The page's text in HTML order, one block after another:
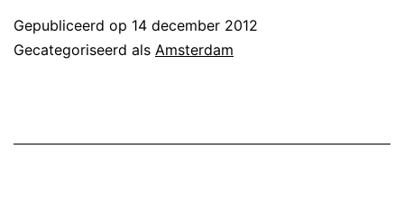
Gepubliceerd op 14 december 2012
Gecategoriseerd als Amsterdam